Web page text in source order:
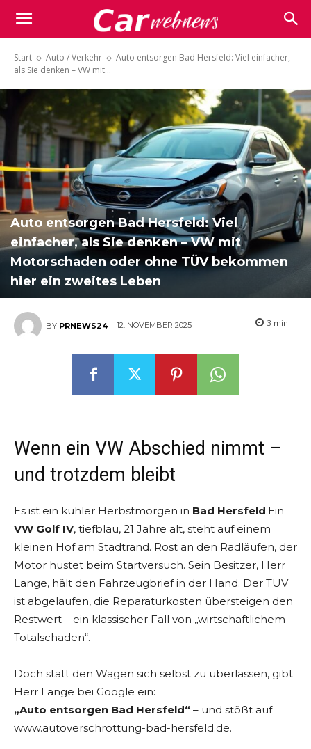
Carwebnews.com
Start Auto / Verkehr
Auto entsorgen Bad Hersfeld: Viel einfacher,
als Sie denken – VW mit...
Auto entsorgen Bad Hersfeld: Viel
einfacher, als Sie denken – VW mit
Motorschaden oder ohne TÜV bekommen
hier ein zweites Leben
BY PRNEWS24 12. NOVEMBER 2025 3 min.
Wenn ein VW Abschied nimmt –
und trotzdem bleibt
Es ist ein kühler Herbstmorgen in Bad Hersfeld.Ein
VW Golf IV, tiefblau, 21 Jahre alt, steht auf einem
kleinen Hof am Stadtrand. Rost an den Radläufen, der
Motor hustet beim Startversuch. Sein Besitzer, Herr
Lange, hält den Fahrzeugbrief in der Hand. Der TÜV
ist abgelaufen, die Reparaturkosten übersteigen den
Restwert – ein klassischer Fall von „wirtschaftlichem
Totalschaden“.
Doch statt den Wagen sich selbst zu überlassen, gibt
Herr Lange bei Google ein:
„Auto entsorgen Bad Hersfeld“ – und stößt auf
www.autoverschrottung-bad-hersfeld.de.